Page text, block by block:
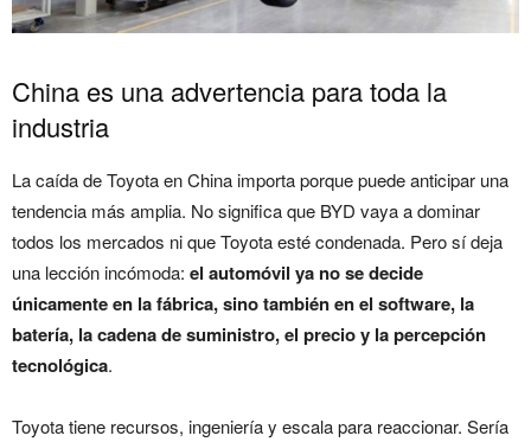
China es una advertencia para toda la
industria
La caída de Toyota en China importa porque puede anticipar una
tendencia más amplia. No significa que BYD vaya a dominar
todos los mercados ni que Toyota esté condenada. Pero sí deja
una lección incómoda: el automóvil ya no se decide
únicamente en la fábrica, sino también en el software, la
batería, la cadena de suministro, el precio y la percepción
tecnológica.
Toyota tiene recursos, ingeniería y escala para reaccionar. Sería